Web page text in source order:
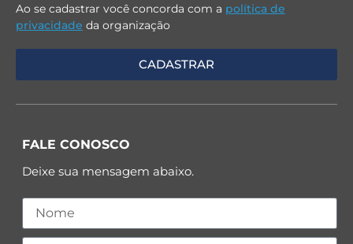
Ao se cadastrar você concorda com a política de
privacidade da organização
FALE CONOSCO
Deixe sua mensagem abaixo.